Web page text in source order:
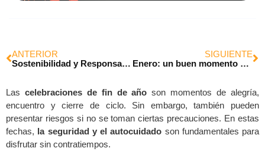
ANTERIOR
Sostenibilidad y Responsabilidad en el Entorno Laboral
SIGUIENTE
Enero: un buen momento para fortalecer el bienestar laboral
Las celebraciones de fin de año son momentos de alegría,
encuentro y cierre de ciclo. Sin embargo, también pueden
presentar riesgos si no se toman ciertas precauciones. En estas
fechas, la seguridad y el autocuidado son fundamentales para
disfrutar sin contratiempos.